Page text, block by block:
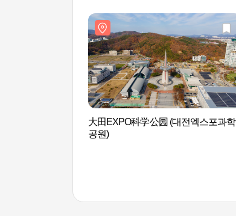
大田EXPO科学公园 (대전엑스포과학
공원)